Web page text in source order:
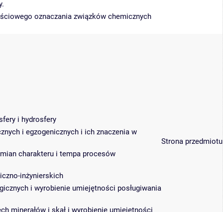
oznaczania związków chemicznych
i hydrosfery
i egzogenicznych i ich znaczenia w
charakteru i tempa procesów
inżynierskich
i wyrobienie umiejętności posługiwania
minerałów i skał i wyrobienie umiejętności
Strona przedmiotu